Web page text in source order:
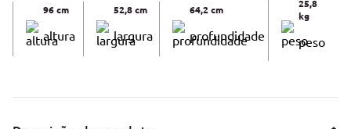
96 cm
altura
52,8 cm
largura
64,2 cm
profundidade
25,8
kg
peso